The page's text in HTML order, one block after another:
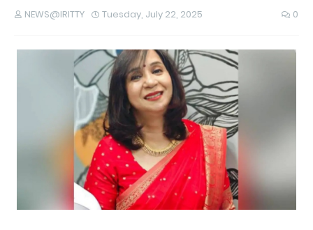
NEWS@IRITTY Tuesday, July 22, 2025 0